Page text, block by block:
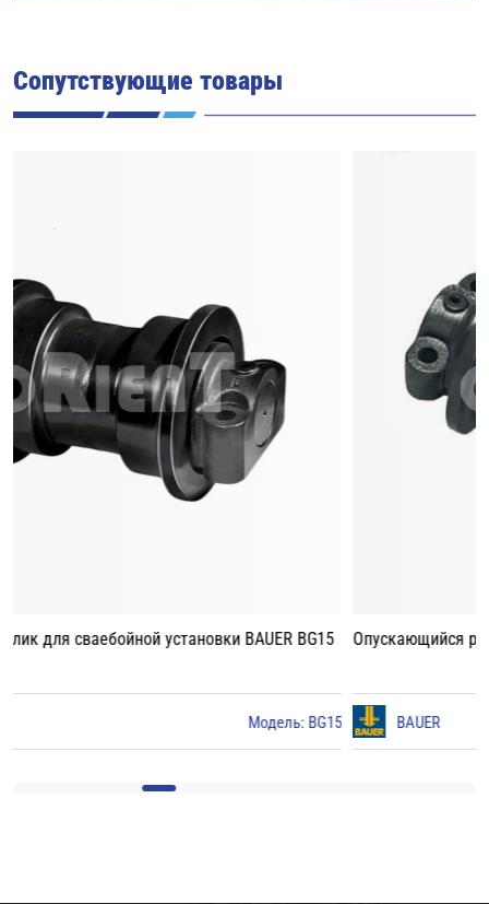
Сопутствующие товары
Опускающийся ролик для сваебойной установки BAUER BG18
Модель: BG18